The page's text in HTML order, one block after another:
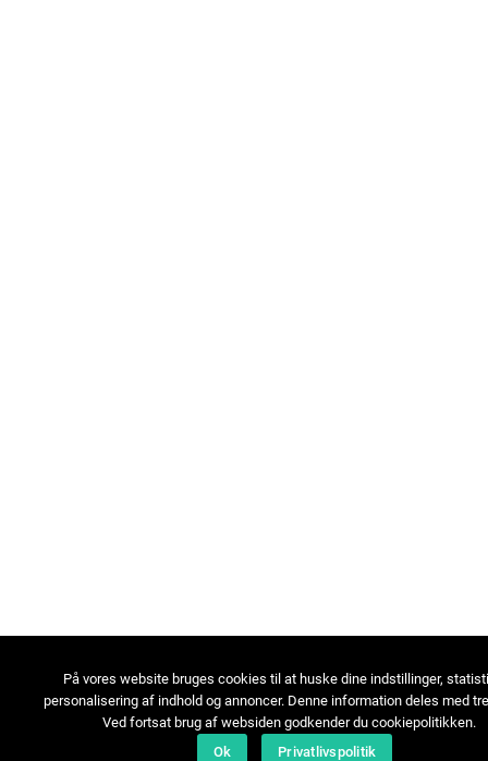
På vores website bruges cookies til at huske dine indstillinger,
personalisering af indhold og annoncer. Denne information deles med
Ved fortsat brug af websiden godkender du cookiepolitikken.
Ok
Privatlivspolitik